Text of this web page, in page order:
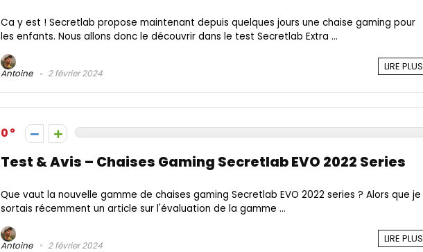
Ca y est ! Secretlab propose maintenant depuis quelques jours une chaise gaming pour
les enfants. Nous allons donc le découvrir dans le test Secretlab Extra ...
Antoine 2 février 2024
LIRE PLUS
0
Test & Avis – Chaises Gaming Secretlab EVO 2022 Series
Que vaut la nouvelle gamme de chaises gaming Secretlab EVO 2022 series ? Alors que je
sortais récemment un article sur l'évaluation de la gamme ...
Antoine 2 février 2024
LIRE PLUS